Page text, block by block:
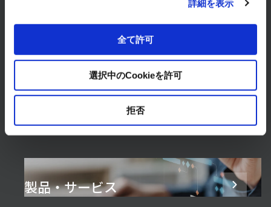
詳細を表示
全て許可
選択中のCookieを許可
拒否
RYODENでは、エレクトロニクス事業に関するあら
ゆるお悩みを解決します。
まずは、お気軽にご相談ください。
お問い合わせはこちら
製品・サービス